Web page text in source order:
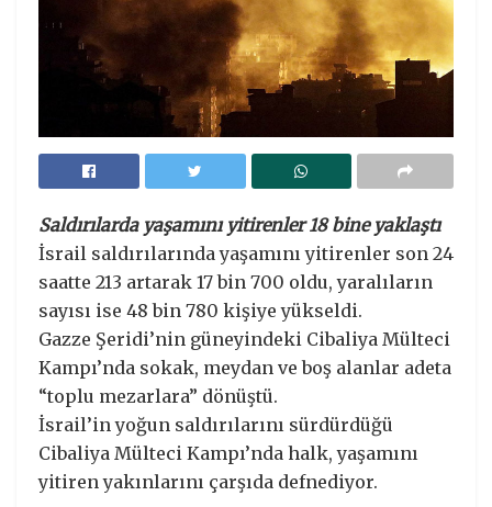
Saldırılarda yaşamını yitirenler 18 bine yaklaştı
İsrail saldırılarında yaşamını yitirenler son 24
saatte 213 artarak 17 bin 700 oldu, yaralıların
sayısı ise 48 bin 780 kişiye yükseldi.
Gazze Şeridi’nin güneyindeki Cibaliya Mülteci
Kampı’nda sokak, meydan ve boş alanlar adeta
“toplu mezarlara” dönüştü.
İsrail’in yoğun saldırılarını sürdürdüğü
Cibaliya Mülteci Kampı’nda halk, yaşamını
yitiren yakınlarını çarşıda defnediyor.